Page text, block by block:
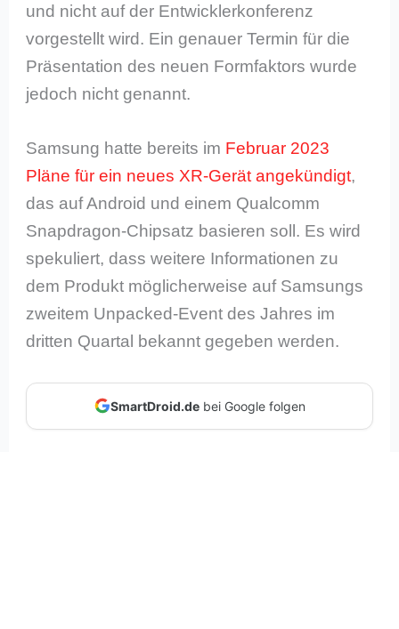
und nicht auf der Entwicklerkonferenz
vorgestellt wird. Ein genauer Termin für die
Präsentation des neuen Formfaktors wurde
jedoch nicht genannt.
Samsung hatte bereits im Februar 2023
Pläne für ein neues XR-Gerät angekündigt,
das auf Android und einem Qualcomm
Snapdragon-Chipsatz basieren soll. Es wird
spekuliert, dass weitere Informationen zu
dem Produkt möglicherweise auf Samsungs
zweitem Unpacked-Event des Jahres im
dritten Quartal bekannt gegeben werden.
SmartDroid.debei Google folgen